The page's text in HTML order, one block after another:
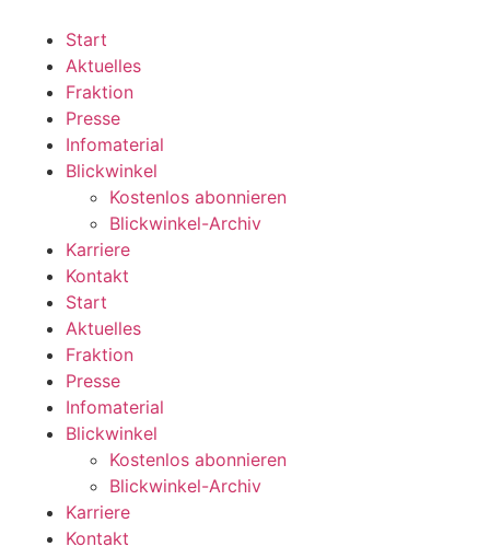
wechseln
Start
Aktuelles
Fraktion
Presse
Infomaterial
Blickwinkel
Kostenlos abonnieren
Blickwinkel-Archiv
Karriere
Kontakt
Start
Aktuelles
Fraktion
Presse
Infomaterial
Blickwinkel
Kostenlos abonnieren
Blickwinkel-Archiv
Karriere
Kontakt